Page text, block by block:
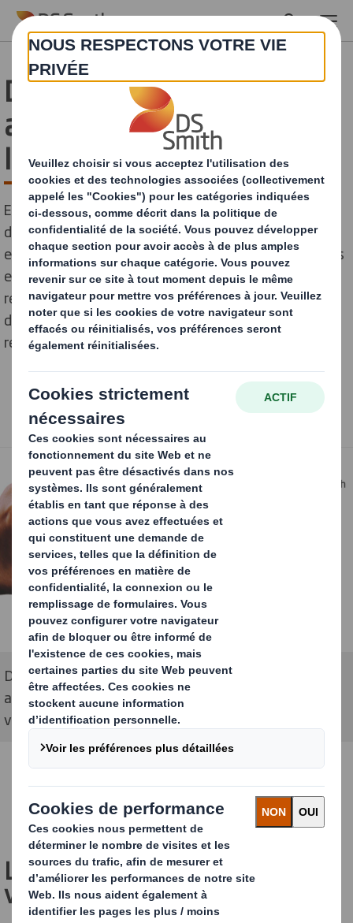
Skip to main content
Des emballages qui vous
aident à passer à
l'économie circulaire
En prenant les bonnes décisions en matière
d'emballage, vous influencez directement l'impact
environnemental de votre entreprise sur les personnes
et la planète. Les matériaux renouvelables, les
ressources durables, l'impact de la chaîne
d'approvisionnement, les déchets, la pollution et le
recyclage sont des sujets plus importants que jamais.
Des emballages pour vous aider à réaliser vos
ambitions en matière de développement durable et à
vous préparer à l'économie circulaire
CONTACTEZ NOUS
L'impact environnemental de
vos emballages